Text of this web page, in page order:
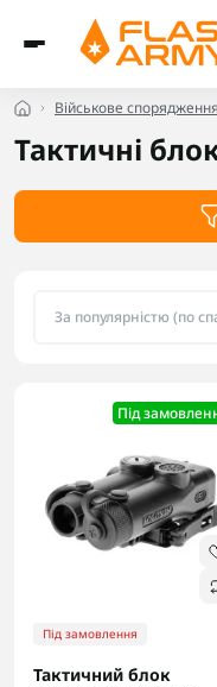
Військове спорядження
Тактичні
Під
Під замовлення
Тактичний блок